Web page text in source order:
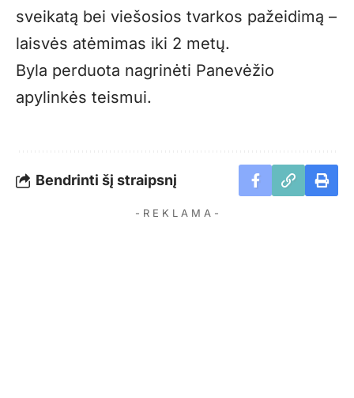
sveikatą bei viešosios tvarkos pažeidimą –
laisvės atėmimas iki 2 metų.
Byla perduota nagrinėti Panevėžio
apylinkės teismui.
Bendrinti šį straipsnį
- R E K L A M A -